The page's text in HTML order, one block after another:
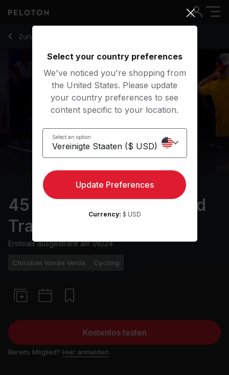
Zurück zu Cycling-Kurse
Zurück
45 min Pro Cyclist: Speed
Training
Erstmals ausgestrahlt am1/6/24
Christian Vande Velde Cycling
Kostenlos testen
Bereits Mitglied? Hier anmelden
Select your country preferences
We've noticed you're shopping from
the United States. Please update
your country preferences to see
content specific to your location.
Select an option
Update Preferences
Currency: $ USD